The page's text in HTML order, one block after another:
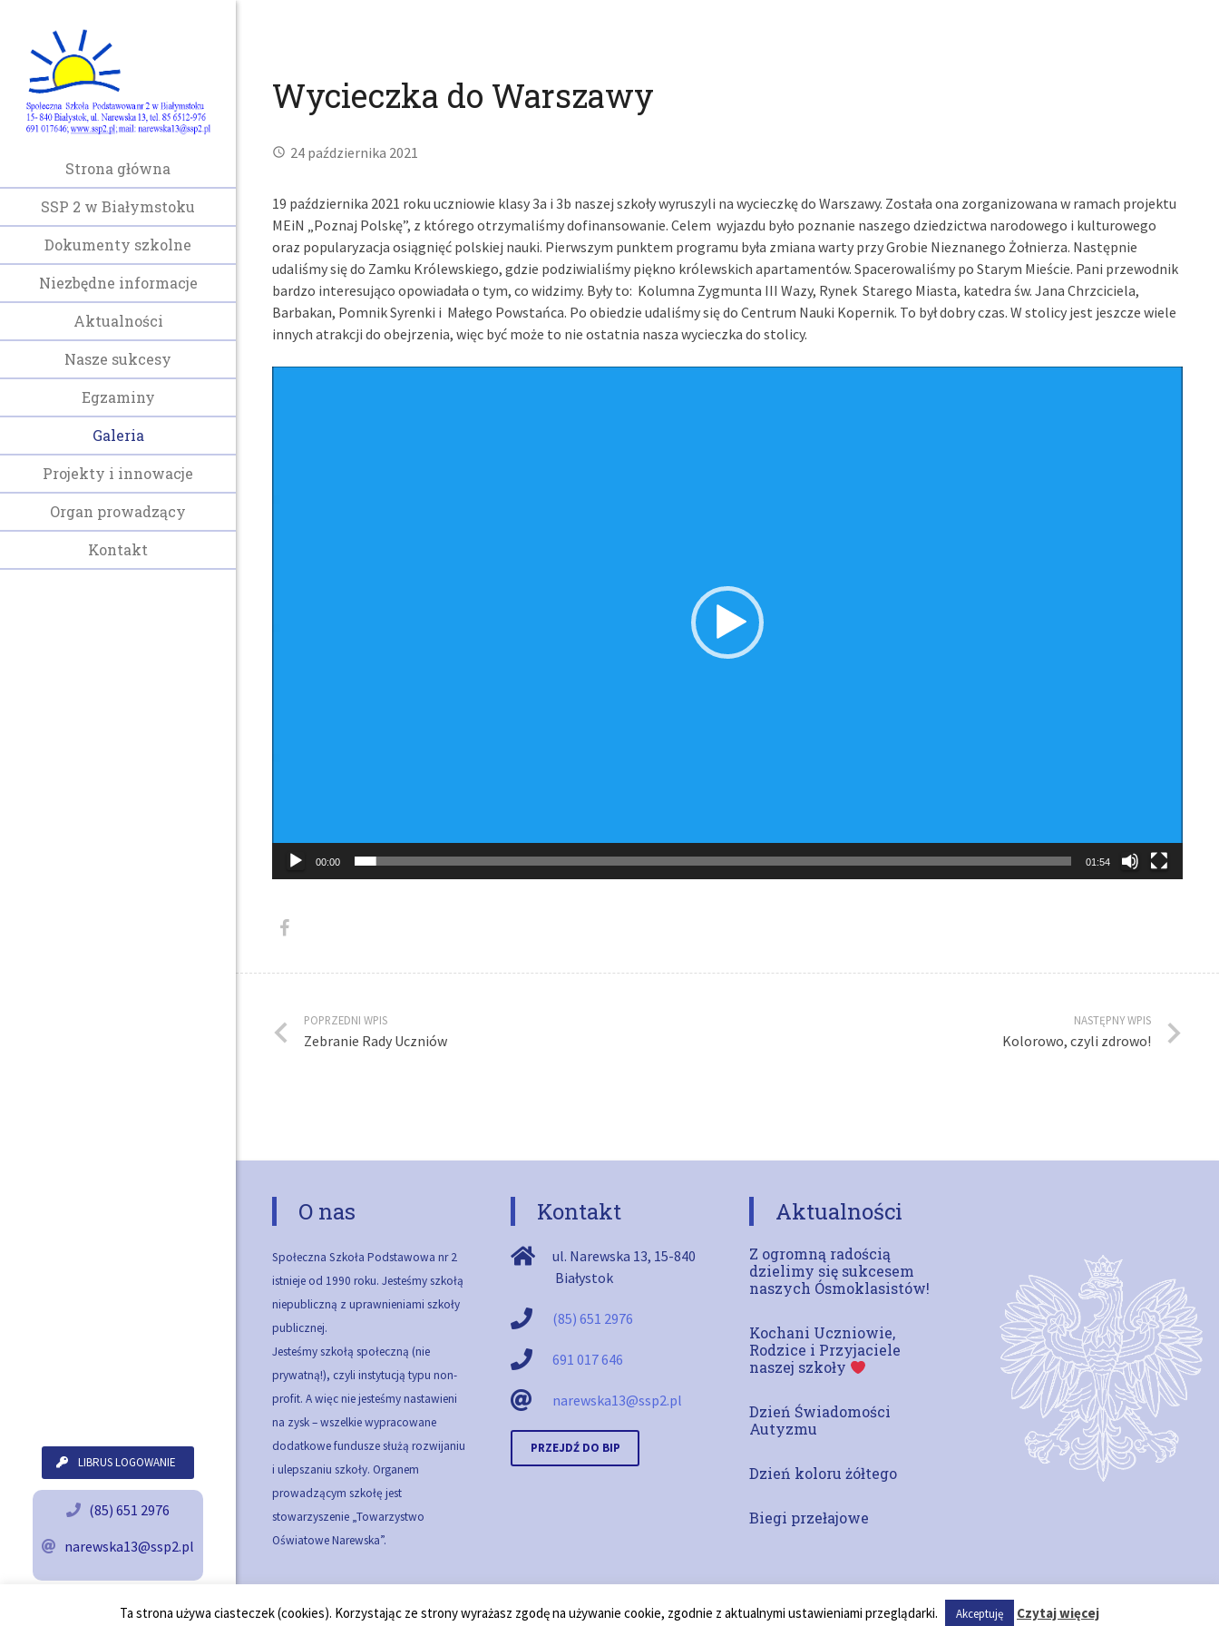
Strona główna
SSP 2 w Białymstoku
Dokumenty szkolne
Niezbędne informacje
Aktualności
Nasze sukcesy
Egzaminy
Galeria
Projekty i innowacje
Organ prowadzący
Kontakt
LIBRUS LOGOWANIE
(85) 651 2976
narewska13@ssp2.pl
Wycieczka do Warszawy
24 października 2021
19 października 2021 roku uczniowie klasy 3a i 3b naszej szkoły wyruszyli na wycieczkę do Warszawy. Została ona zorganizowana w ramach projektu
MEiN „Poznaj Polskę”, z którego otrzymaliśmy dofinansowanie. Celem wyjazdu było poznanie naszego dziedzictwa narodowego i kulturowego
oraz popularyzacja osiągnięć polskiej nauki. Pierwszym punktem programu była zmiana warty przy Grobie Nieznanego Żołnierza. Następnie
udaliśmy się do Zamku Królewskiego, gdzie podziwialiśmy piękno królewskich apartamentów. Spacerowaliśmy po Starym Mieście. Pani przewodnik
bardzo interesująco opowiadała o tym, co widzimy. Były to: Kolumna Zygmunta III Wazy, Rynek Starego Miasta, katedra św. Jana Chrzciciela,
Barbakan, Pomnik Syrenki i Małego Powstańca. Po obiedzie udaliśmy się do Centrum Nauki Kopernik. To był dobry czas. W stolicy jest jeszcze wiele
innych atrakcji do obejrzenia, więc być może to nie ostatnia nasza wycieczka do stolicy.
00:00 01:54
POPRZEDNI WPIS
Zebranie Rady Uczniów
NASTĘPNY WPIS
Kolorowo, czyli zdrowo!
O nas
Społeczna Szkoła Podstawowa nr 2
istnieje od 1990 roku. Jesteśmy szkołą
niepubliczną z uprawnieniami szkoły
publicznej.
Jesteśmy szkołą społeczną (nie
prywatną!), czyli instytucją typu non-
profit. A więc nie jesteśmy nastawieni
na zysk – wszelkie wypracowane
dodatkowe fundusze służą rozwijaniu
i ulepszaniu szkoły. Organem
prowadzącym szkołę jest
stowarzyszenie „Towarzystwo
Oświatowe Narewska”.
Kontakt
ul. Narewska 13, 15-840
Białystok
(85) 651 2976
691 017 646
narewska13@ssp2.pl
PRZEJDŹ DO BIP
Aktualności
Z ogromną radością
dzielimy się sukcesem
naszych Ósmoklasistów!
Kochani Uczniowie,
Rodzice i Przyjaciele
naszej szkoły
Dzień Świadomości
Autyzmu
Dzień koloru żółtego
Biegi przełajowe
2018 © Copyright gogler.pl
Ta strona używa ciasteczek (cookies). Korzystając ze strony wyrażasz zgodę na używanie cookie, zgodnie z aktualnymi ustawieniami przeglądarki. Akceptuję Czytaj więcej